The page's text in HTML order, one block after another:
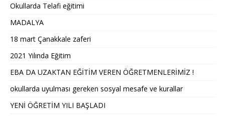
Okullarda Telafi eğitimi
MADALYA
18 mart Çanakkale zaferi
2021 Yılında Eğitim
EBA DA UZAKTAN EĞİTİM VEREN ÖĞRETMENLERİMİZ !
okullarda uyulması gereken sosyal mesafe ve kurallar
YENİ ÖĞRETİM YILI BAŞLADI